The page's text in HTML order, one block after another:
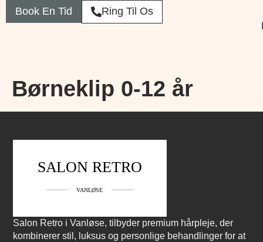
Book En Tid Ring Til Os
Børneklip 0-12 år
Salon Retro i Vanløse, tilbyder premium hårpleje, der
kombinerer stil, luksus og personlige behandlinger for at